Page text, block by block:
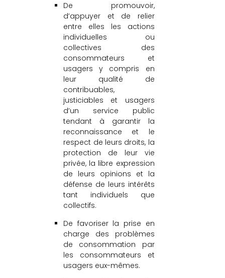
De promouvoir,
d’appuyer et de relier
entre elles les actions
individuelles ou
collectives des
consommateurs et
usagers y compris en
leur qualité de
contribuables,
justiciables et usagers
d’un service public
tendant à garantir la
reconnaissance et le
respect de leurs droits, la
protection de leur vie
privée, la libre expression
de leurs opinions et la
défense de leurs intérêts
tant individuels que
collectifs.
De favoriser la prise en
charge des problèmes
de consommation par
les consommateurs et
usagers eux-mêmes.